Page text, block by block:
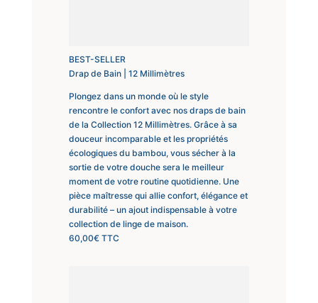
BEST-SELLER
Drap de Bain | 12 Millimètres
Plongez dans un monde où le style
rencontre le confort avec nos draps de bain
de la Collection 12 Millimètres. Grâce à sa
douceur incomparable et les propriétés
écologiques du bambou, vous sécher à la
sortie de votre douche sera le meilleur
moment de votre routine quotidienne. Une
pièce maîtresse qui allie confort, élégance et
durabilité – un ajout indispensable à votre
collection de linge de maison.
60,00€ TTC